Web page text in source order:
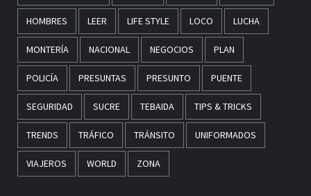
HOMBRES LEER LIFE STYLE LOCO LUCHA
MONTERÍA NACIONAL NEGOCIOS PLAN
POLICÍA PRESUNTAS PRESUNTO PUENTE
SEGURIDAD SUCRE TEBAIDA TIPS & TRICKS
TRENDS TRÁFICO TRÁNSITO UNIFORMADOS
VIAJEROS WORLD ZONA